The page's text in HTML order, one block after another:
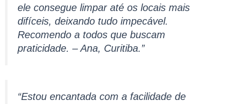
ele consegue limpar até os locais mais
difíceis, deixando tudo impecável.
Recomendo a todos que buscam
praticidade. – Ana, Curitiba.”
“Estou encantada com a facilidade de